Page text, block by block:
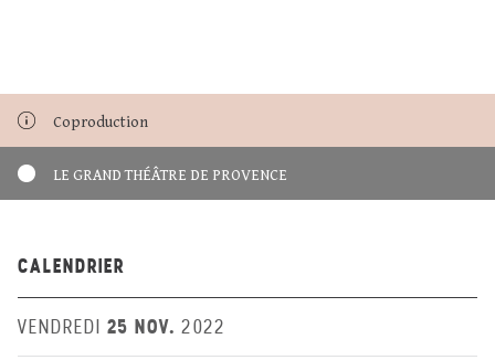
Coproduction
LE GRAND THÉÂTRE DE PROVENCE
CALENDRIER
VENDREDI 25 NOV. 2022